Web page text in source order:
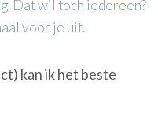
Dat wil toch iedereen?
voor je uit.
kan ik het beste